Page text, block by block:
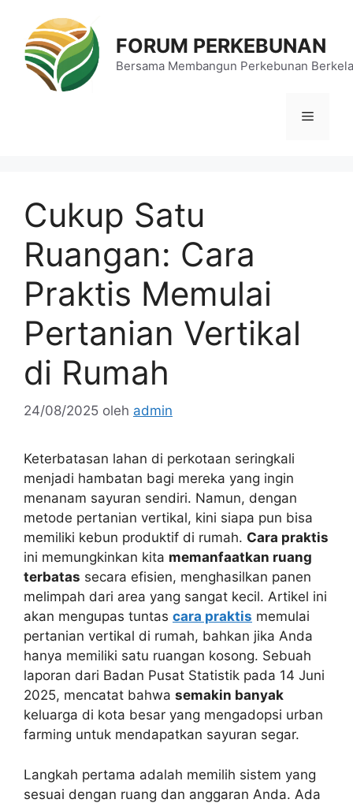
FORUM PERKEBUNAN
Bersama Membangun Perkebunan
Menu
Cukup Satu
Ruangan: Cara
Praktis Memulai
Pertanian Vertikal
di Rumah
24/08/2025 oleh admin
Keterbatasan lahan di perkotaan seringkali
menjadi hambatan bagi mereka yang ingin
menanam sayuran sendiri. Namun, dengan
metode pertanian vertikal, kini siapa pun bisa
memiliki kebun produktif di rumah. Cara praktis
ini memungkinkan kita memanfaatkan ruang
terbatas secara efisien, menghasilkan panen
melimpah dari area yang sangat kecil. Artikel ini
akan mengupas tuntas cara praktis memulai
pertanian vertikal di rumah, bahkan jika Anda
hanya memiliki satu ruangan kosong. Sebuah
laporan dari Badan Pusat Statistik pada 14 Juni
2025, mencatat bahwa semakin banyak
keluarga di kota besar yang mengadopsi urban
farming untuk mendapatkan sayuran segar.
Langkah pertama adalah memilih sistem yang
sesuai dengan ruang dan anggaran Anda. Ada